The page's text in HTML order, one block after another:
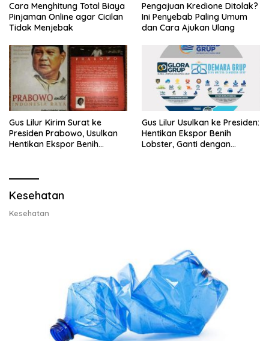
Cara Menghitung Total Biaya
Pinjaman Online agar Cicilan
Tidak Menjebak
Pengajuan Kredione Ditolak?
Ini Penyebab Paling Umum
dan Cara Ajukan Ulang
Gus Lilur Kirim Surat ke
Presiden Prabowo, Usulkan
Hentikan Ekspor Benih
Gus Lilur Usulkan ke Presiden:
Hentikan Ekspor Benih
Lobster, Ganti dengan
Kesehatan
Kesehatan